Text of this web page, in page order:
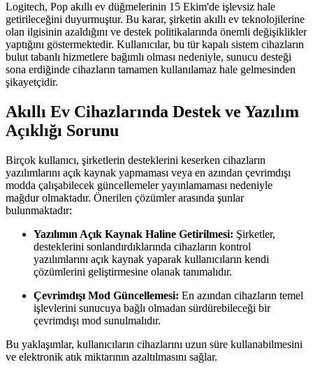
Logitech, Pop akıllı ev düğmelerinin 15 Ekim'de işlevsiz hale
getirileceğini duyurmuştur. Bu karar, şirketin akıllı ev teknolojilerine
olan ilgisinin azaldığını ve destek politikalarında önemli değişiklikler
yaptığını göstermektedir. Kullanıcılar, bu tür kapalı sistem cihazların
bulut tabanlı hizmetlere bağımlı olması nedeniyle, sunucu desteği
sona erdiğinde cihazların tamamen kullanılamaz hale gelmesinden
şikayetçidir.
Akıllı Ev Cihazlarında Destek ve Yazılım
Açıklığı Sorunu
Birçok kullanıcı, şirketlerin desteklerini keserken cihazların
yazılımlarını açık kaynak yapmaması veya en azından çevrimdışı
modda çalışabilecek güncellemeler yayınlamaması nedeniyle
mağdur olmaktadır. Önerilen çözümler arasında şunlar
bulunmaktadır:
Yazılımın Açık Kaynak Haline Getirilmesi: Şirketler,
desteklerini sonlandırdıklarında cihazların kontrol
yazılımlarını açık kaynak yaparak kullanıcıların kendi
çözümlerini geliştirmesine olanak tanımalıdır.
Çevrimdışı Mod Güncellemesi: En azından cihazların temel
işlevlerini sunucuya bağlı olmadan sürdürebileceği bir
çevrimdışı mod sunulmalıdır.
Bu yaklaşımlar, kullanıcıların cihazlarını uzun süre kullanabilmesini
ve elektronik atık miktarının azaltılmasını sağlar.